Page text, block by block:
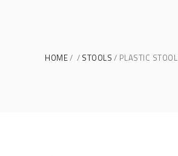
HOME STOOLS PLASTIC STOOL